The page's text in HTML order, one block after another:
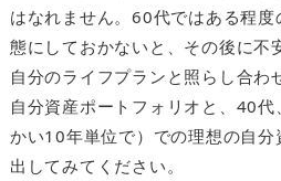
はなれません。60代ではある程
態にしておかないと、その後に不
自分のライフプランと照らし合
自分資産ポートフォリオと、40
かい10年単位で）での理想の自分
出してみてください。